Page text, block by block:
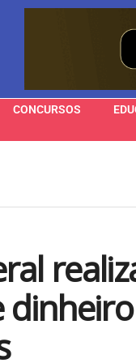
CONCURSOS